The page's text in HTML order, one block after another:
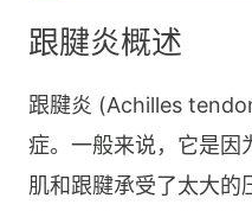
跟腱炎概述
跟腱炎 (Achilles
症。一般来说，它是因
肌和跟腱承受了太大的